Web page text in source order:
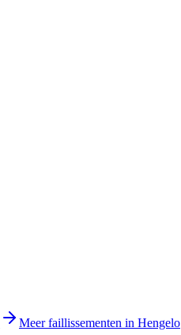
Meer faillissementen in Hengelo